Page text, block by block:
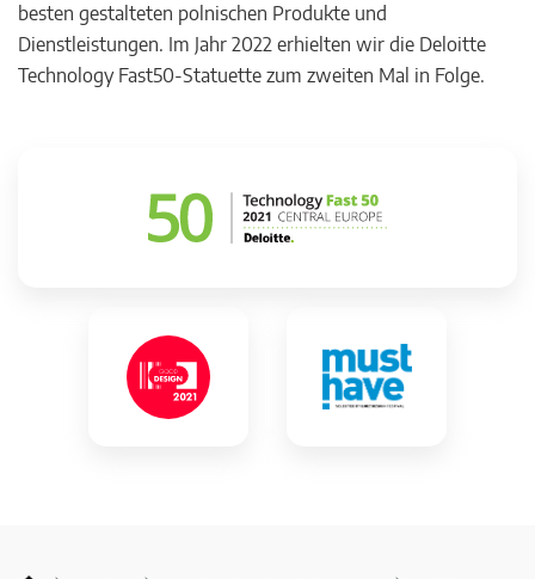
besten gestalteten polnischen Produkte und
Dienstleistungen. Im Jahr 2022 erhielten wir die Deloitte
Technology Fast50-Statuette zum zweiten Mal in Folge.